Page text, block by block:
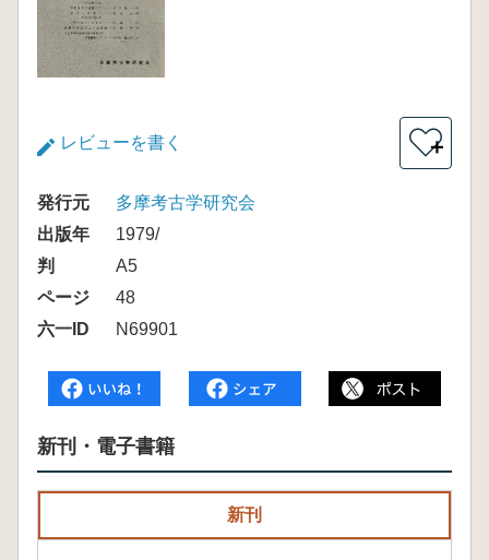
レビューを書く ＋
発行元
多摩考古学研究会
出版年
1979/
判
A5
ページ
48
六一ID
N69901
新刊・電子書籍
新刊